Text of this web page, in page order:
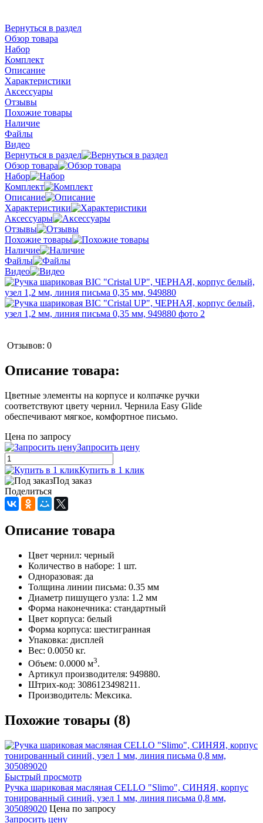
Вернуться в раздел
Обзор товара
Набор
Комплект
Описание
Характеристики
Аксессуары
Отзывы
Похожие товары
Наличие
Файлы
Видео
Вернуться в раздел
Обзор товара
Набор
Комплект
Описание
Характеристики
Аксессуары
Отзывы
Похожие товары
Наличие
Файлы
Видео
Отзывов: 0
Описание товара:
Цветные элементы на корпусе и колпачке ручки
соответствуют цвету чернил. Чернила Easy Glide
обеспечивают мягкое, комфортное письмо.
Цена по запросу
Запросить цену
Купить в 1 клик
Под заказ
Поделиться
Описание товара
Цвет чернил: черный
Количество в наборе: 1 шт.
Одноразовая: да
Толщина линии письма: 0.35 мм
Диаметр пишущего узла: 1.2 мм
Форма наконечника: стандартный
Цвет корпуса: белый
Форма корпуса: шестигранная
Упаковка: дисплей
Вес: 0.0050 кг.
Объем: 0.0000 м3.
Артикул производителя: 949880.
Штрих-код: 3086123498211.
Производитель: Мексика.
Похожие товары (8)
Быстрый просмотр
Ручка шариковая масляная CELLO "Slimo", СИНЯЯ, корпус
тонированный синий, узел 1 мм, линия письма 0,8 мм,
305089020 Цена по запросу
Запросить цену